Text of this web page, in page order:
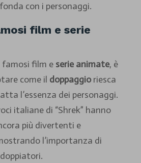
con i personaggi.
film e serie
famosi film e serie animate, è
come il doppaggioriesca
l’essenza dei personaggi.
italiane di “Shrek” hanno
più divertenti e
l’importanza di